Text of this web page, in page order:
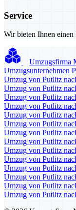
Service
Wir bieten Ihnen
Umzugsfirma
Umzugsunternehmen
Umzug von Putlitz
Umzug von Putlitz
Umzug von Putlitz
Umzug von Putlitz
Umzug von Putlitz
Umzug von Putlitz
Umzug von Putlitz
Umzug von Putlitz
Umzug von Putlitz
Umzug von Putlitz
Umzug von Putlitz
Umzug von Putlitz
Umzug von Putlitz
Umzug von Putlitz